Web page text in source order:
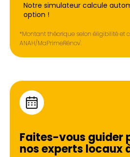
Notre simulateur calcule
option !
*Montant théorique selon éligibilité et
ANAH/MaPrimeRénov'.
Faites-vous guider
nos experts locaux